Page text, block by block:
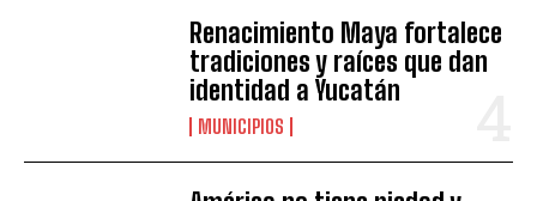
Renacimiento Maya fortalece
tradiciones y raíces que dan
identidad a Yucatán
MUNICIPIOS